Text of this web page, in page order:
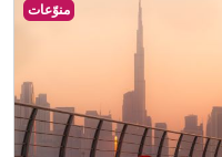
منوّعات